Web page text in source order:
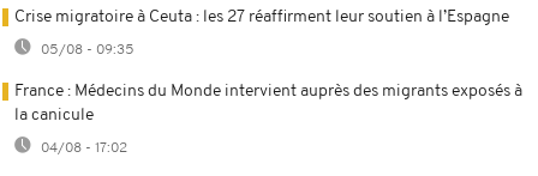
Crise migratoire à Ceuta : les 27 réaffirment leur soutien à l’Espagne
05/08 - 09:35
France : Médecins du Monde intervient auprès des migrants exposés à
la canicule
04/08 - 17:02